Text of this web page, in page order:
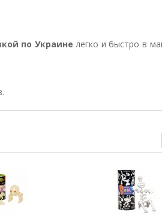
по Украинелегко и быстро в